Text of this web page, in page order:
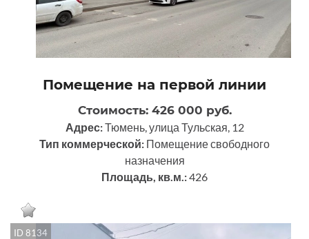
Помещение на первой линии
Стоимость: 426 000 руб.
Адрес:Тюмень, улица Тульская, 12
Тип коммерческой: Помещение свободного
назначения
Площадь, кв.м.:426
ID 8134